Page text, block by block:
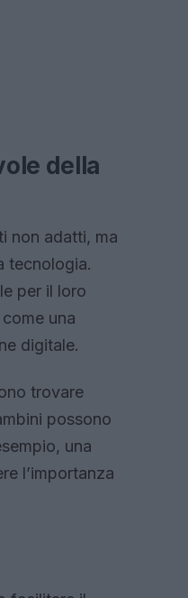
della
non adatti, ma
tecnologia.
per il loro
una
digitale.
trovare
possono
una
l’importanza